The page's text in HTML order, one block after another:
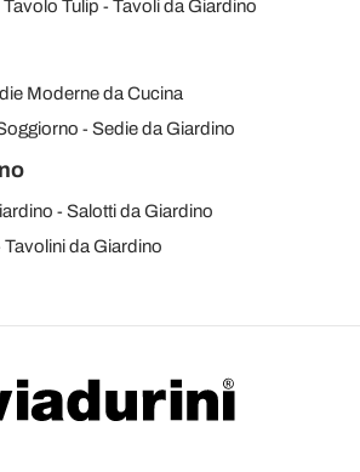
Tavolo Tulip Tavoli da Giardino
Moderne da Cucina
Sedie da Giardino
Salotti da Giardino
Tavolini da Giardino